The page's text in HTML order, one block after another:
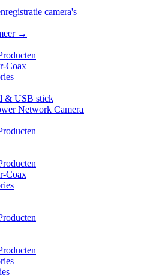
camera's
→
Coax
& USB stick
Network Camera
Coax